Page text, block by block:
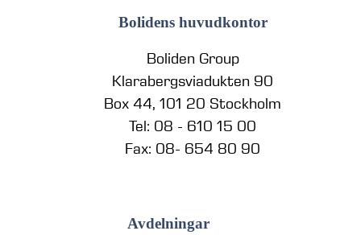
Bolidens huvudkontor
Boliden Group
Klarabergsviadukten 90
Box 44, 101 20 Stockholm
Tel: 08 - 610 15 00
Fax: 08- 654 80 90
Avdelningar